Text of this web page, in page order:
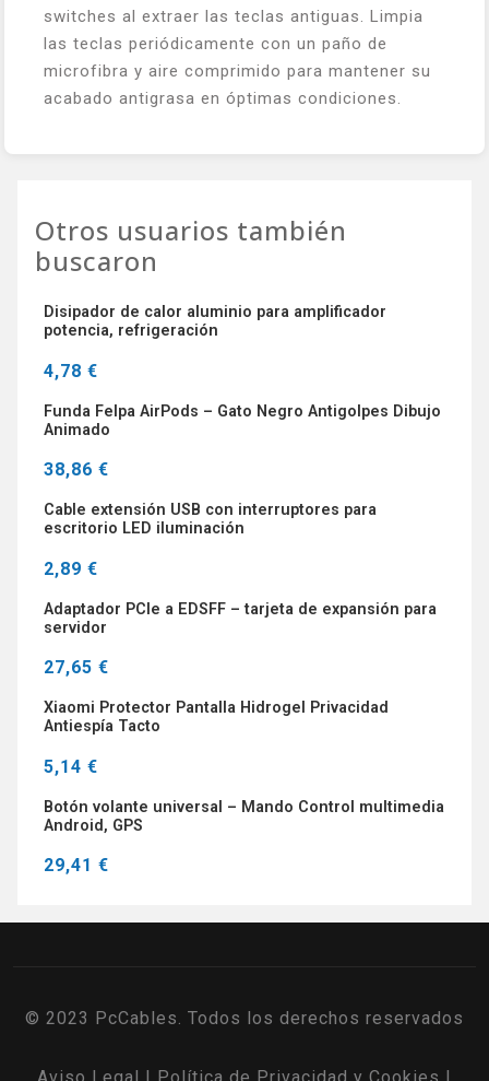
switches al extraer las teclas antiguas. Limpia
las teclas periódicamente con un paño de
microfibra y aire comprimido para mantener su
acabado antigrasa en óptimas condiciones.
Otros usuarios también
buscaron
Disipador de calor aluminio para amplificador
potencia, refrigeración
4,78 €
Funda Felpa AirPods – Gato Negro Antigolpes Dibujo
Animado
38,86 €
Cable extensión USB con interruptores para
escritorio LED iluminación
2,89 €
Adaptador PCIe a EDSFF – tarjeta de expansión para
servidor
27,65 €
Xiaomi Protector Pantalla Hidrogel Privacidad
Antiespía Tacto
5,14 €
Botón volante universal – Mando Control multimedia
Android, GPS
29,41 €
© 2023 PcCables. Todos los derechos reservados